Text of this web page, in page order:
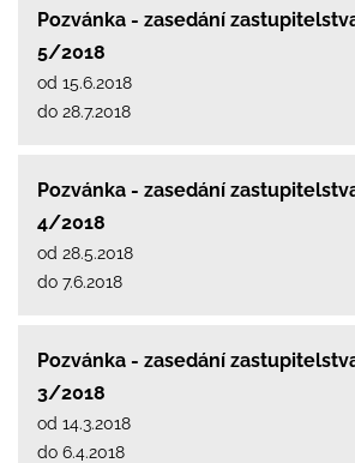
Pozvánka - zasedání
5/2018
od 15.6.2018
do 28.7.2018
Pozvánka - zasedání
4/2018
od 28.5.2018
do 7.6.2018
Pozvánka - zasedání
3/2018
od 14.3.2018
do 6.4.2018